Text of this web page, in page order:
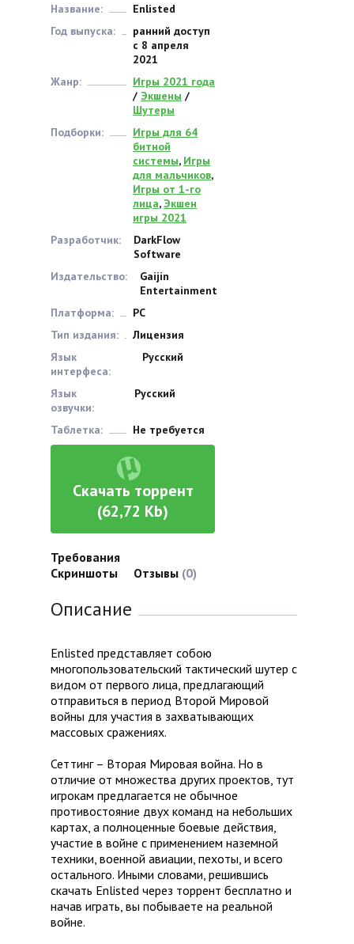
Название:
Enlisted
Год выпуска:
ранний доступ
с 8 апреля
2021
Жанр:
Игры 2021 года
/ Экшены /
Шутеры
Подборки:
Игры для 64
битной
системы, Игры
для мальчиков,
Игры от 1-го
лица,Экшен
игры 2021
Разработчик:
DarkFlow
Software
Издательство:
Gaijin
Entertainment
Платформа:
PC
Тип издания:
Лицензия
Язык
интерфеса:
Русский
Язык
озвучки:
Русский
Таблетка: Не требуется
Скачать торрент
(62,72 Kb)
Требования
Скриншоты
Отзывы (0)
Описание
Enlisted представляет собою
многопользовательский тактический шутер с
видом от первого лица, предлагающий
отправиться в период Второй Мировой
войны для участия в захватывающих
массовых сражениях.
Сеттинг – Вторая Мировая война. Но в
отличие от множества других проектов, тут
игрокам предлагается не обычное
противостояние двух команд на небольших
картах, а полноценные боевые действия,
участие в войне с применением наземной
техники, военной авиации, пехоты, и всего
остального. Иными словами, решившись
скачать Enlisted через торрент бесплатно и
начав играть, вы побываете на реальной
войне.